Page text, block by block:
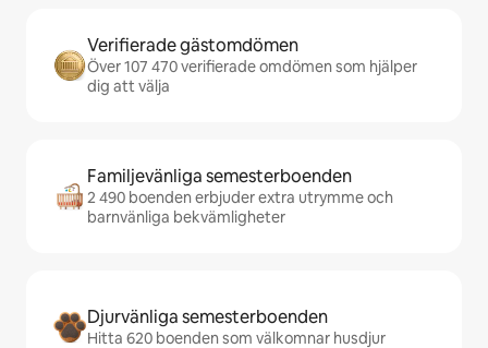
Verifierade gästomdömen
Över 107 470 verifierade omdömen som hjälper
dig att välja
Familjevänliga semesterboenden
2 490 boenden erbjuder extra utrymme och
barnvänliga bekvämligheter
Djurvänliga semesterboenden
Hitta 620 boenden som välkomnar husdjur